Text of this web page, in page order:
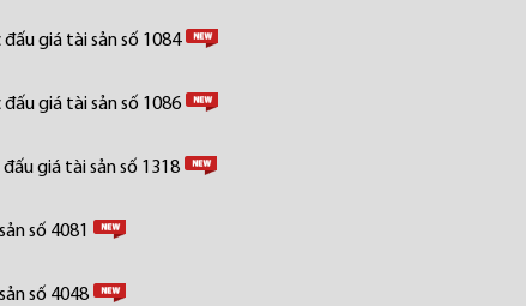
giá tài sản số 1084
giá tài sản số 1086
giá tài sản số 1318
số 4081
số 4048